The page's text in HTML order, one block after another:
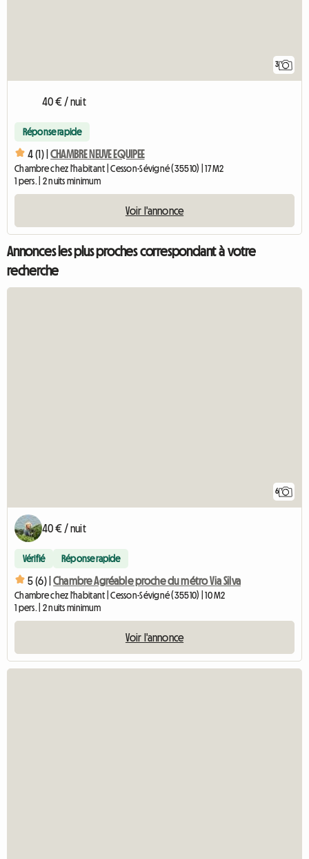
3
40 € / nuit
Réponse rapide
4 (1) | CHAMBRE NEUVE EQUIPEE
Chambre chez l'habitant | Cesson-Sévigné (35510) | 17 M2
1 pers. | 2 nuits minimum
Voir l'annonce
Annonces les plus proches correspondant à votre
recherche
6
40 € / nuit
Vérifié Réponse rapide
5 (6) | Chambre Agréable proche du métro Via Silva
Chambre chez l'habitant | Cesson-Sévigné (35510) | 10 M2
1 pers. | 2 nuits minimum
Voir l'annonce